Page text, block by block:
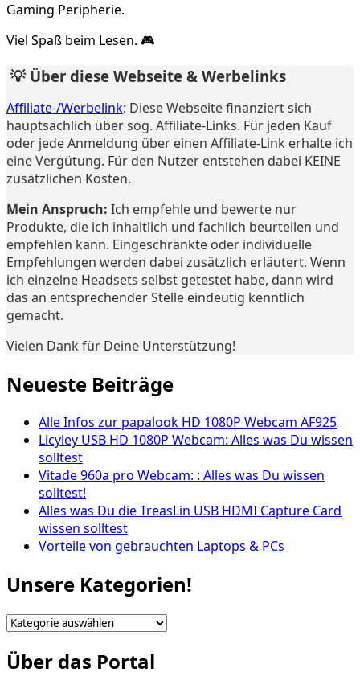
Gaming Peripherie.
Viel Spaß beim Lesen. 🎮
💡 Über diese Webseite & Werbelinks
Affiliate-/Werbelink: Diese Webseite finanziert sich
hauptsächlich über sog. Affiliate-Links. Für jeden Kauf
oder jede Anmeldung über einen Affiliate-Link erhalte ich
eine Vergütung. Für den Nutzer entstehen dabei KEINE
zusätzlichen Kosten.
Mein Anspruch: Ich empfehle und bewerte nur
Produkte, die ich inhaltlich und fachlich beurteilen und
empfehlen kann. Eingeschränkte oder individuelle
Empfehlungen werden dabei zusätzlich erläutert. Wenn
ich einzelne Headsets selbst getestet habe, dann wird
das an entsprechender Stelle eindeutig kenntlich
gemacht.
Vielen Dank für Deine Unterstützung!
Neueste Beiträge
Alle Infos zur papalook HD 1080P Webcam AF925
Licyley USB HD 1080P Webcam: Alles was Du wissen
solltest
Vitade 960a pro Webcam: : Alles was Du wissen
solltest!
Alles was Du die TreasLin USB HDMI Capture Card
wissen solltest
Vorteile von gebrauchten Laptops & PCs
Unsere Kategorien!
Unsere
Über das Portal